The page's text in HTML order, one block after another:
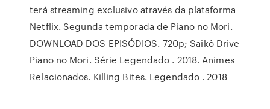
terá streaming exclusivo através da plataforma
Netflix. Segunda temporada de Piano no Mori.
DOWNLOAD DOS EPISÓDIOS. 720p; Saikô Drive
Piano no Mori. Série Legendado . 2018. Animes
Relacionados. Killing Bites. Legendado . 2018